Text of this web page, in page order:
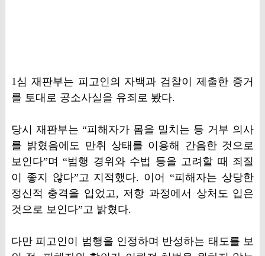
1심 재판부는 피고인의 자백과 검찰이 제출한 증거
를 토대로 공소사실을 유죄로 봤다.
당시 재판부는 “피해자가 몸을 밀치는 등 거부 의사
를 밝혔음에도 만취 상태를 이용해 간음한 것으로
보인다”며 “범행 경위와 수법 등을 고려할 때 죄질
이 좋지 않다”고 지적했다. 이어 “피해자는 상당한
정신적 충격을 입었고, 저항 과정에서 상처도 입은
것으로 보인다”고 밝혔다.
다만 피고인이 범행을 인정하며 반성하는 태도를 보